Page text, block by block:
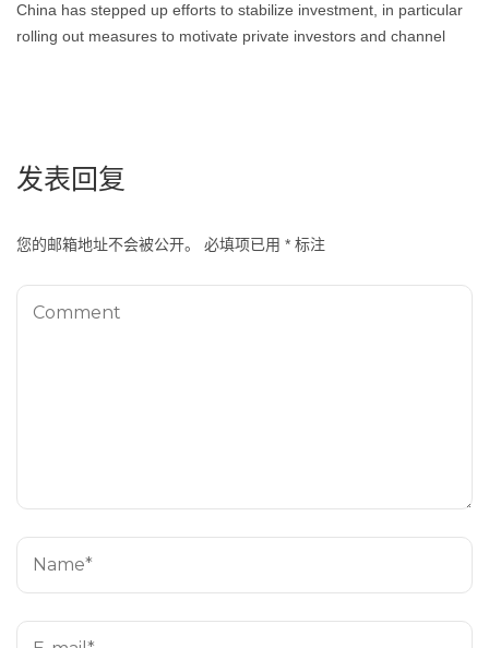
China has stepped up efforts to stabilize investment, in particular
rolling out measures to motivate private investors and channel
发表回复
您的邮箱地址不会被公开。 必填项已用 * 标注